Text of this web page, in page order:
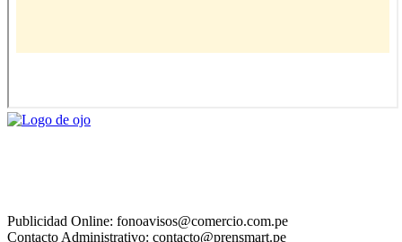
Publicidad Online: fonoavisos@comercio.com.pe
Contacto Administrativo: contacto@prensmart.pe